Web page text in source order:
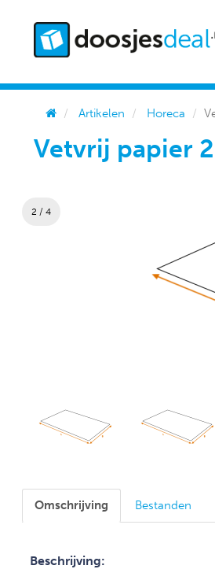
Artikelen Horeca
Vetvrij papier
2 / 4
Omschrijving Bestanden
Beschrijving: